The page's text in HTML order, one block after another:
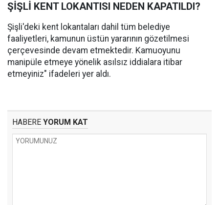
ŞİŞLİ KENT LOKANTISI NEDEN KAPATILDI?
Şişli'deki kent lokantaları dahil tüm belediye
faaliyetleri, kamunun üstün yararının gözetilmesi
çerçevesinde devam etmektedir. Kamuoyunu
manipüle etmeye yönelik asılsız iddialara itibar
etmeyiniz" ifadeleri yer aldı.
HABERE YORUM KAT